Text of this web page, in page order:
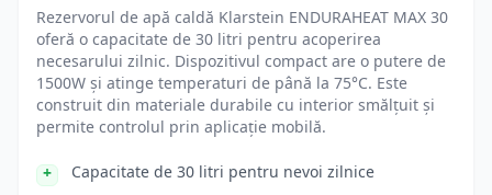
Rezervorul de apă caldă Klarstein ENDURAHEAT MAX 30
oferă o capacitate de 30 litri pentru acoperirea
necesarului zilnic. Dispozitivul compact are o putere de
1500W și atinge temperaturi de până la 75°C. Este
construit din materiale durabile cu interior smălțuit și
permite controlul prin aplicație mobilă.
Capacitate de 30 litri pentru nevoi zilnice